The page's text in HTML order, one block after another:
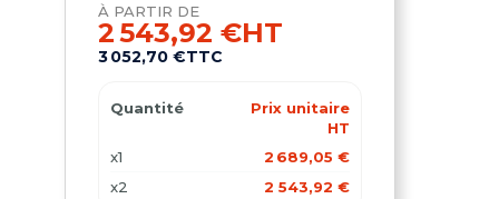
Tables de ping-pong en résine
MOBILIER D'EXTÉRIEUR POUR ENFANTS
À PARTIR DE
2 543,92 €HT
3 052,70 €TTC
Quantité
Prix unitaire
HT
x1
2 689,05 €
x2
2 543,92 €